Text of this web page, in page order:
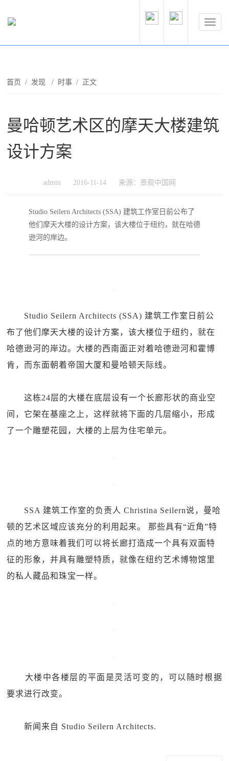
首页 /发现 / 时事 / 正文
曼哈顿艺术区的摩天大楼建筑
设计方案
admin 2016-11-14 来源：景观中国网
Studio Seilern Architects (SSA) 建筑工作室日前公布了
他们摩天大楼的设计方案，该大楼位于纽约，就在哈德
逊河的岸边。
Studio Seilern Architects (SSA) 建筑工作室日前公
布了他们摩天大楼的设计方案，该大楼位于纽约，就在
哈德逊河的岸边。大楼的西南面正对着哈德逊河和霍博
肯，而东面朝着帝国大厦和曼哈顿天际线。
这栋24层的大楼在底层设有一个长廊形状的商业空
间，它架在基座之上，这样就将下面的几层缩小，形成
了一个雕塑花园，大楼的上层为住宅单元。
SSA 建筑工作室的负责人 Christina Seilern说，曼哈
顿的艺术区域应该充分的利用起来。 那些具有“近角”特
点的地方意味着我们可以将长廊打造成一个具有双面特
征的形象，并具有雕塑特质，就像在纽约艺术博物馆里
的私人藏品和珠宝一样。
大楼中各楼层的平面是灵活可变的，可以随时根据
要求进行改变。
新闻来自 Studio Seilern Architects.